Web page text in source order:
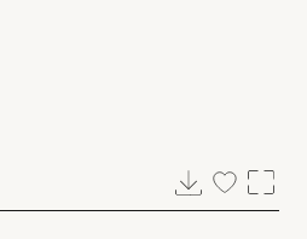
Pobierz
Dodaj